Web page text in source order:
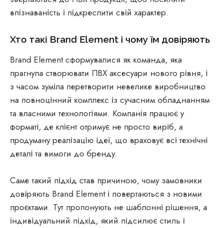
впізнаваність і підкреслити свій характер.
Хто такі Brand Element і чому їм довіряють
Brand Element сформувалися як команда, яка
прагнула створювати ПВХ аксесуари нового рівня, і
з часом зуміла перетворити невелике виробництво
на повноцінний комплекс із сучасним обладнанням
та власними технологіями. Компанія працює у
форматі, де клієнт отримує не просто виріб, а
продуману реалізацію ідеї, що враховує всі технічні
деталі та вимоги до бренду.
Саме такий підхід став причиною, чому замовники
довіряють Brand Element і повертаються з новими
проєктами. Тут пропонують не шаблонні рішення, а
індивідуальний підхід, який підсилює стиль і